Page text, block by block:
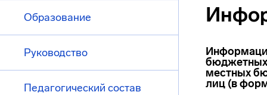
Образование
Руководство
Педагогический состав
бюджетных
местных
лиц (в